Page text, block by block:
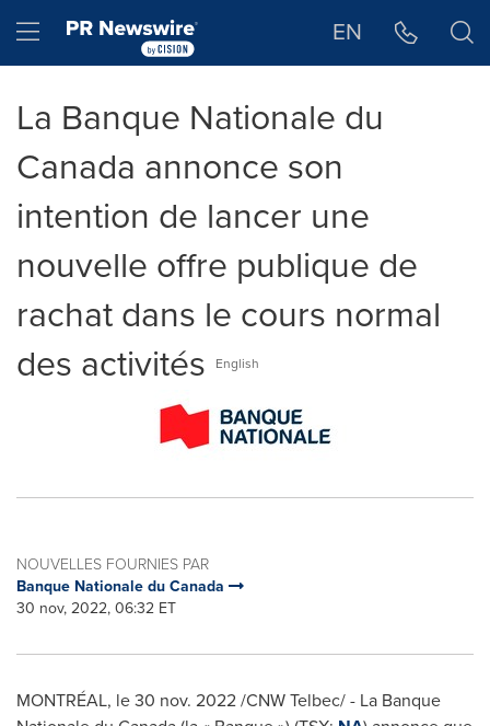
Hamburger menu EN
La Banque Nationale du
Canada annonce son
intention de lancer une
nouvelle offre publique de
rachat dans le cours normal
des activités
English
NOUVELLES FOURNIES PAR
Banque Nationale du Canada
30 nov, 2022, 06:32 ET
MONTRÉAL, le30 nov. 2022/CNW Telbec/ - La Banque